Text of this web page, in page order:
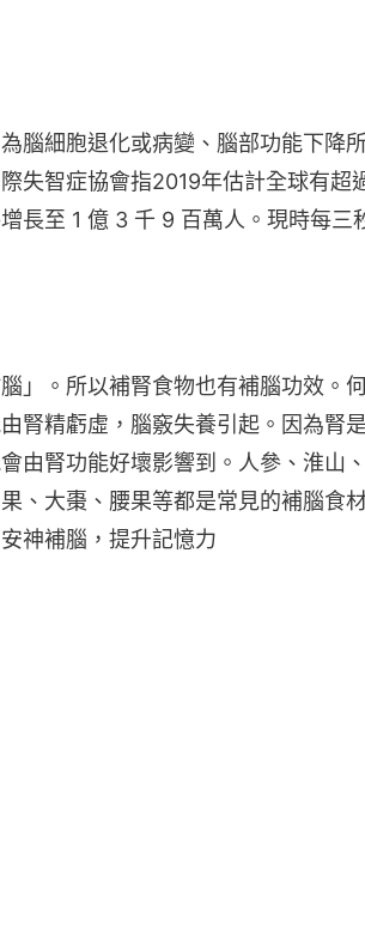
腦細胞退化或病變、腦部功能下降所
失智症協會指2019年估計全球有超
長至 1 億 3 千 9 百萬人。現時每三
」。所以補腎食物也有補腦功效。
腎精虧虛，腦竅失養引起。因為腎
由腎功能好壞影響到。人參、淮山
、大棗、腰果等都是常見的補腦食材
神補腦，提升記憶力